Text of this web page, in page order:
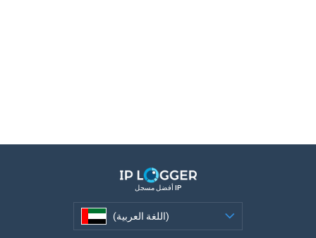
أفضل مسجل IP
(اللغة العربية)